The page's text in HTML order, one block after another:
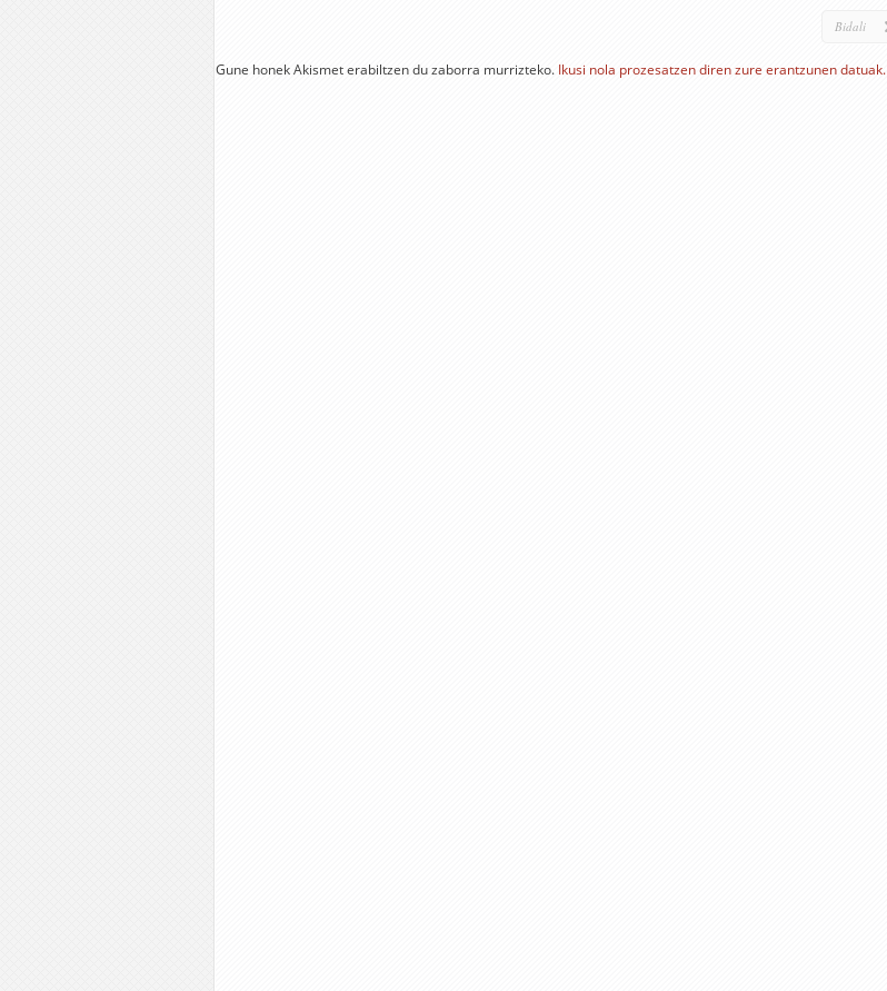
Gune honek Akismet erabiltzen du zaborra murrizteko. Ikusi nola prozesatzen diren zure erantzunen datuak.